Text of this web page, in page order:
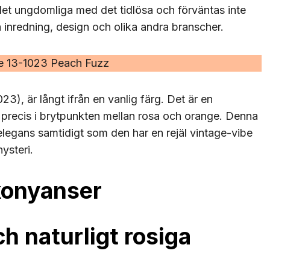
ungdomliga med det tidlösa och förväntas inte
design och olika andra branscher.
13-1023 Peach Fuzz
är långt ifrån en vanlig färg. Det är en
i brytpunkten mellan rosa och orange. Denna
samtidigt som den har en rejäl vintage-vibe
naturligt rosiga